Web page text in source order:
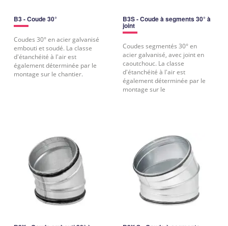
B3 - Coude 30°
Coudes 30° en acier galvanisé
embouti et soudé. La classe
d'étanchéité à l'air est
également déterminée par le
montage sur le chantier.
B3S - Coude à segments 30° à
joint
Coudes segmentés 30° en
acier galvanisé, avec joint en
caoutchouc. La classe
d'étanchéité à l'air est
également déterminée par le
montage sur le